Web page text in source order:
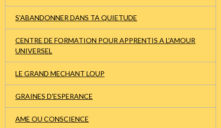
S'ABANDONNER DANS TA QUIETUDE
CENTRE DE FORMATION POUR APPRENTIS A L'AMOUR
UNIVERSEL
LE GRAND MECHANT LOUP
GRAINES D'ESPERANCE
AME OU CONSCIENCE